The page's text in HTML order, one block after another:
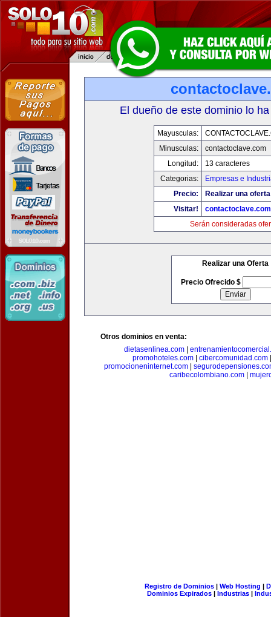
El dueño de este dominio lo
Mayusculas:
Minusculas:
contactoclave.com
Longitud:
13 caracteres
Categorias:
Empresas e
Precio:
Realizar una
Visitar!
contactoclave.com
Serán consideradas
Realizar una Oferta
Precio Ofrecido $
Otros dominios en venta:
dietasenlinea.com|
promohoteles.com
cibercomunidad.com
promocioneninternet.com|
caribecolombiano.com|
Registro de Dominios| Web Hosting |
Dominios Expirados | Industrias |